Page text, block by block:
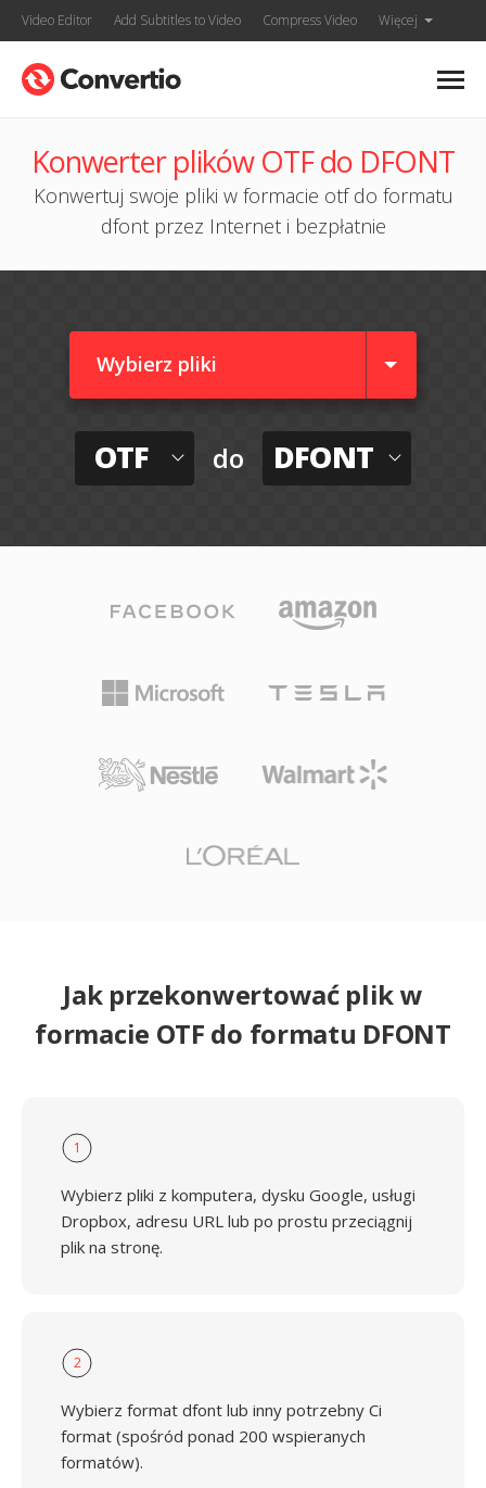
Video Editor Add Subtitles to Video Compress Video Więcej
Konwerter plików OTF do DFONT
Konwertuj swoje pliki w formacie otf do formatu
dfont przez Internet i bezpłatnie
Wybierz pliki
OTF do DFONT
Jak przekonwertować plik w
formacie OTF do formatu DFONT
1
Wybierz pliki z komputera, dysku Google, usługi
Dropbox, adresu URL lub po prostu przeciągnij
plik na stronę.
2
Wybierz format dfont lub inny potrzebny Ci
format (spośród ponad 200 wspieranych
formatów).